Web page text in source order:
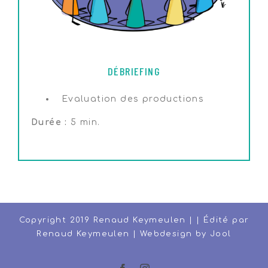
DÉBRIEFING
Evaluation des productions
Durée : 5 min.
Copyright 2019 Renaud Keymeulen | | Édité par
Renaud Keymeulen | Webdesign by Jool